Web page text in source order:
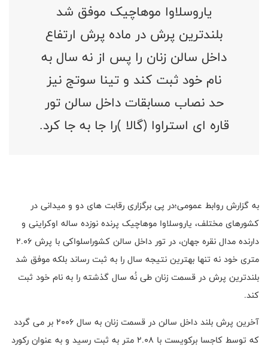
یاروسلاوا موهاچیک موفق شد
بلندترین پرش در ماده پرش ارتفاع
داخل سالن زنان را پس از نه سال به
نام خود ثبت کند و تینا سوتج نیز
حد نصاب مسابقات داخل سالن تور
قاره ای استراوا (گالا )را جا به جا کرد.
به گزارش روابط عمومی؛در پی برگزاری رقابت های دو و میدانی در
کشورهای مختلف، یاروسلاوا موهاچیک پرنده نوزده ساله اوکراینی و
دارنده مدال نقره جهان، در تور داخل سالن کشوراسلواکی با پرش ۲.۰۶
متری خود نه تنها بهترین نتیجه سال را به ثبت رساند بلکه موفق شد
بلندترین پرش در قسمت زنان طی نُه سال گذشته را به نام خود ثبت
کند.
آخرین پرش بلند داخل سالن در قسمت زنان به سال ۲۰۰۶ بر می گردد
که توسط کاجسا برکویست با ۲.۰۸ متر به ثبت رسید و به عنوان رکورد